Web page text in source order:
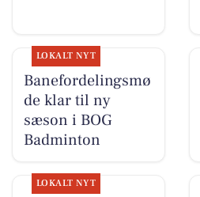
LOKALT NYT
Banefordelingsmø
de klar til ny
sæson i BOG
Badminton
LOKALT NYT